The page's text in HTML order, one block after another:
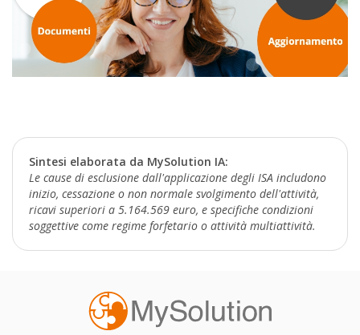
Sintesi elaborata da MySolution IA:
Le cause di esclusione dall'applicazione degli ISA includono
inizio, cessazione o non normale svolgimento dell'attività,
ricavi superiori a 5.164.569 euro, e specifiche condizioni
soggettive come regime forfetario o attività multiattività.